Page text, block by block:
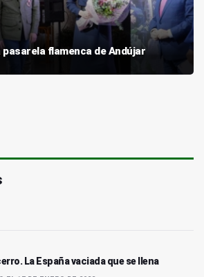
pasarela flamenca de Andújar
La España vaciada que se llena